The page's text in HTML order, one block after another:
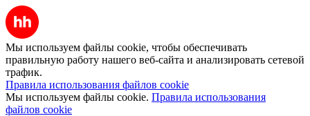
Мы используем файлы cookie, чтобы обеспечивать
правильную работу нашего веб-сайта и анализировать сетевой
трафик.
Правила использования файлов cookie
Мы используем файлы cookie. Правила использования
файлов cookie